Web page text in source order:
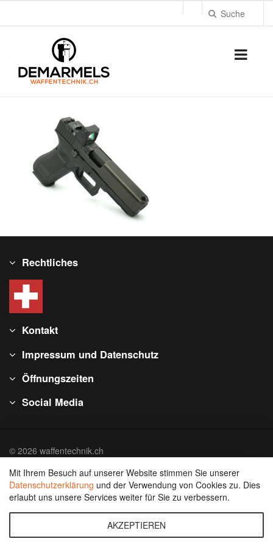
Rechtliches
Kontakt
Impressum und Datenschutz
Öffnungszeiten
Social Media
© 2026 waffentechnik.ch
Mit Ihrem Besuch auf unserer Website stimmen Sie unserer
Datenschutzerklärung und der Verwendung von Cookies zu. Dies
erlaubt uns unsere Services weiter für Sie zu verbessern.
AKZEPTIEREN